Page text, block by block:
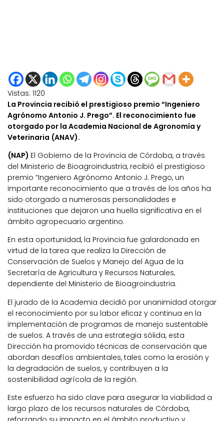
Vistas: 1120
La Provincia recibió el prestigioso premio “Ingeniero
Agrónomo Antonio J. Prego”. El reconocimiento fue
otorgado por la Academia Nacional de Agronomía y
Veterinaria (ANAV).
(NAP) El Gobierno de la Provincia de Córdoba, a través
del Ministerio de Bioagroindustria, recibió el prestigioso
premio “Ingeniero Agrónomo Antonio J. Prego, un
importante reconocimiento que a través de los años ha
sido otorgado a numerosas personalidades e
instituciones que dejaron una huella significativa en el
ámbito agropecuario argentino.
En esta oportunidad, la Provincia fue galardonada en
virtud de la tarea que realiza la Dirección de
Conservación de Suelos y Manejo del Agua de la
Secretaría de Agricultura y Recursos Naturales,
dependiente del Ministerio de Bioagroindustria.
El jurado de la Academia decidió por unanimidad otorgar
el reconocimiento por su labor eficaz y continua en la
implementación de programas de manejo sustentable
de suelos. A través de una estrategia sólida, esta
Dirección ha promovido técnicas de conservación que
abordan desafíos ambientales, tales como la erosión y
la degradación de suelos, y contribuyen a la
sostenibilidad agrícola de la región.
Este esfuerzo ha sido clave para asegurar la viabilidad a
largo plazo de los recursos naturales de Córdoba,